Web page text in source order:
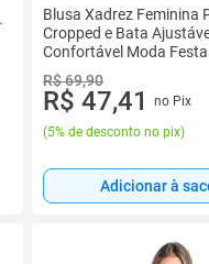
Blusa Xadrez Feminina
Cropped e Bata
Confortável Moda
São João
R$ 69,90
R$ 47,41
no Pix
(5% de desconto no pix)
Adicionar à